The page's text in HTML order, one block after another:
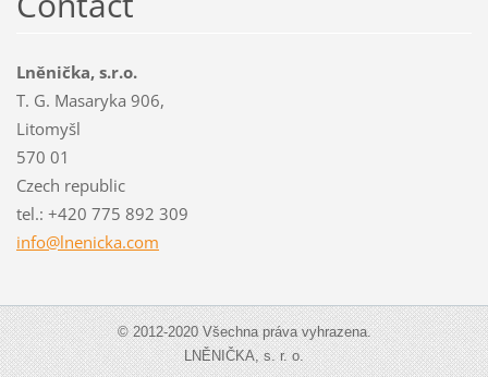
Lněnička, s.r.o.
T. G. Masaryka 906,
Litomyšl
570 01
Czech republic
tel.: +420 775 892 309
info@lnenicka.com
© 2012-2020 Všechna práva vyhrazena.
LNĚNIČKA, s. r. o.